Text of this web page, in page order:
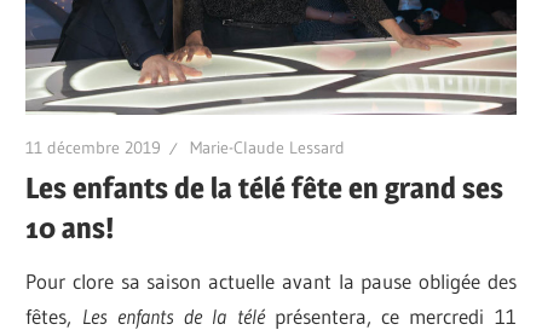
11 décembre 2019 Marie-Claude Lessard
Les enfants de la télé fête en grand ses
10 ans!
Pour clore sa saison actuelle avant la pause obligée des
fêtes, Les enfants de la téléprésentera, ce mercredi 11